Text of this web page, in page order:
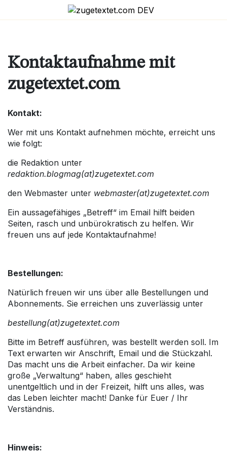
Kontaktaufnahme mit
zugetextet.com
Kontakt:
Wer mit uns Kontakt aufnehmen möchte, erreicht uns
wie folgt:
die Redaktion unter
redaktion.blogmag(at)zugetextet.com
den Webmaster unter webmaster(at)zugetextet.com
Ein aussagefähiges „Betreff“ im Email hilft beiden
Seiten, rasch und unbürokratisch zu helfen. Wir
freuen uns auf jede Kontaktaufnahme!
Bestellungen:
Natürlich freuen wir uns über alle Bestellungen und
Abonnements. Sie erreichen uns zuverlässig unter
bestellung(at)zugetextet.com
Bitte im Betreff ausführen, was bestellt werden soll. Im
Text erwarten wir Anschrift, Email und die Stückzahl.
Das macht uns die Arbeit einfacher. Da wir keine
große „Verwaltung“ haben, alles geschieht
unentgeltlich und in der Freizeit, hilft uns alles, was
das Leben leichter macht! Danke für Euer / Ihr
Verständnis.
Hinweis: